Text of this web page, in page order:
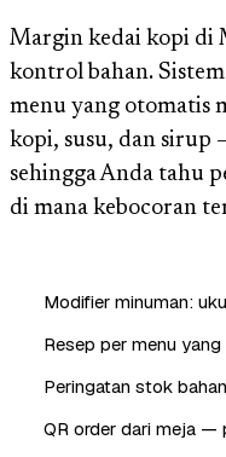
Margin kedai kopi di
kontrol bahan.
menu yang otomatis
kopi, susu, dan sirup
sehingga Anda tahu
di mana kebocoran
Modifier minuman:
Resep per menu
Peringatan stok
QR order dari meja —